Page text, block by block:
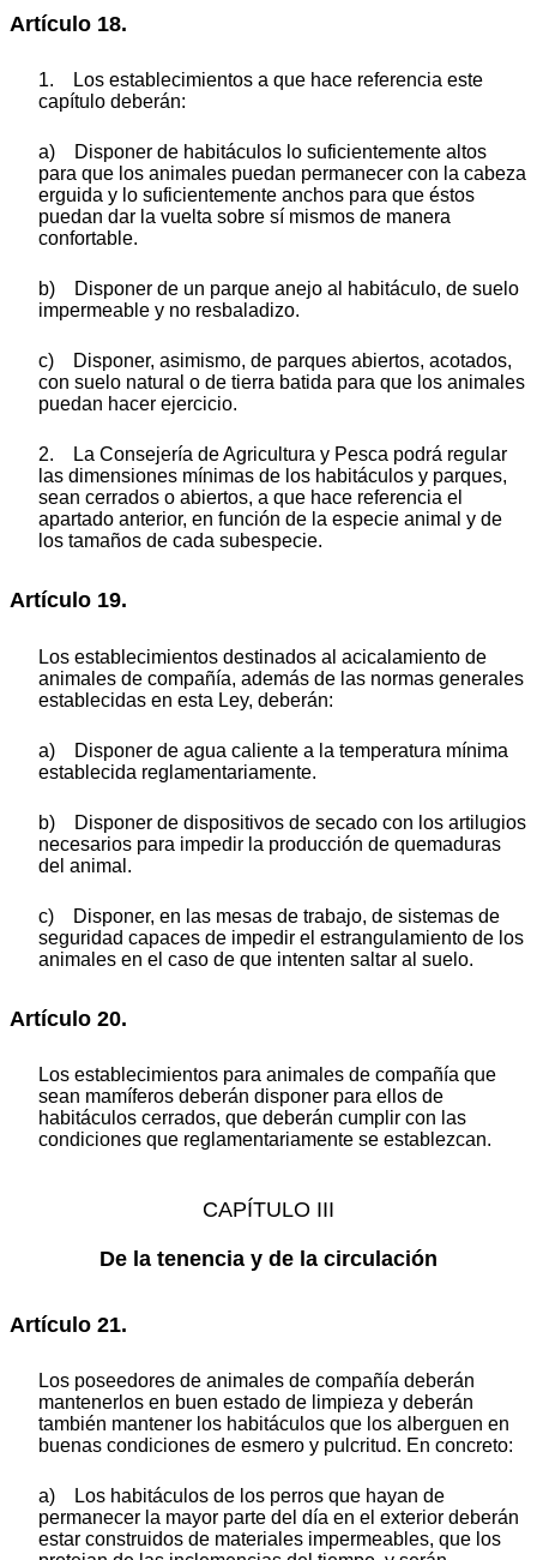
Artículo 18.
1. Los establecimientos a que hace referencia este
capítulo deberán:
a) Disponer de habitáculos lo suficientemente altos
para que los animales puedan permanecer con la cabeza
erguida y lo suficientemente anchos para que éstos
puedan dar la vuelta sobre sí mismos de manera
confortable.
b) Disponer de un parque anejo al habitáculo, de suelo
impermeable y no resbaladizo.
c) Disponer, asimismo, de parques abiertos, acotados,
con suelo natural o de tierra batida para que los animales
puedan hacer ejercicio.
2. La Consejería de Agricultura y Pesca podrá regular
las dimensiones mínimas de los habitáculos y parques,
sean cerrados o abiertos, a que hace referencia el
apartado anterior, en función de la especie animal y de
los tamaños de cada subespecie.
Artículo 19.
Los establecimientos destinados al acicalamiento de
animales de compañía, además de las normas generales
establecidas en esta Ley, deberán:
a) Disponer de agua caliente a la temperatura mínima
establecida reglamentariamente.
b) Disponer de dispositivos de secado con los artilugios
necesarios para impedir la producción de quemaduras
del animal.
c) Disponer, en las mesas de trabajo, de sistemas de
seguridad capaces de impedir el estrangulamiento de los
animales en el caso de que intenten saltar al suelo.
Artículo 20.
Los establecimientos para animales de compañía que
sean mamíferos deberán disponer para ellos de
habitáculos cerrados, que deberán cumplir con las
condiciones que reglamentariamente se establezcan.
CAPÍTULO III
De la tenencia y de la circulación
Artículo 21.
Los poseedores de animales de compañía deberán
mantenerlos en buen estado de limpieza y deberán
también mantener los habitáculos que los alberguen en
buenas condiciones de esmero y pulcritud. En concreto:
a) Los habitáculos de los perros que hayan de
permanecer la mayor parte del día en el exterior deberán
estar construidos de materiales impermeables, que los